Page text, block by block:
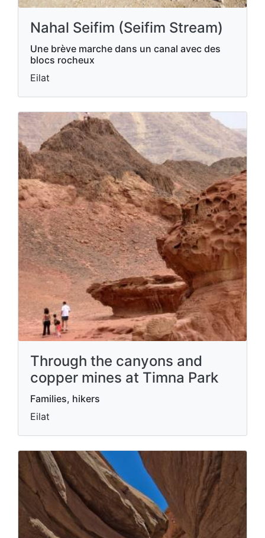
Nahal Seifim (Seifim Stream)
Une brève marche dans un canal avec des
blocs rocheux
Eilat
Through the canyons and
copper mines at Timna Park
Families, hikers
Eilat